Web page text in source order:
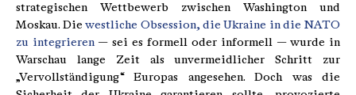
strategischen Wettbewerb zwischen Washington und
Moskau. Diewestliche Obsession, die Ukraine in die NATO
zu integrieren — sei es formell oder informell — wurde in
Warschau lange Zeit als unvermeidlicher Schritt zur
„Vervollständigung“ Europas angesehen. Doch was die